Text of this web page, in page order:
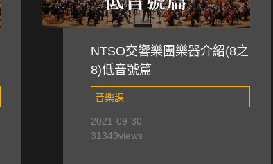
NTSO交響樂團樂器介紹(8之
8)低音號篇
音樂課
2021-09-30
31349views